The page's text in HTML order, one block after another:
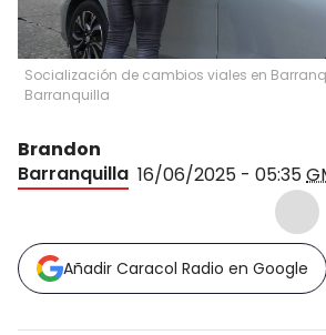
Socialización de cambios viales en
Barranquilla
Brandon
Barranquilla 16/06/2025 - 05:35
Añadir Caracol Radio en Google